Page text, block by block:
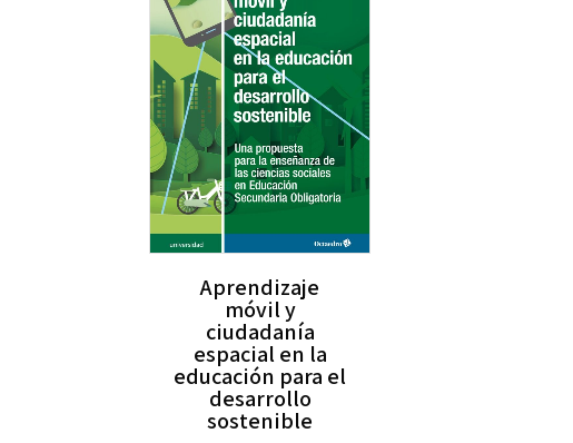
Aprendizaje
móvil y
ciudadanía
espacial en la
educación para el
desarrollo
sostenible